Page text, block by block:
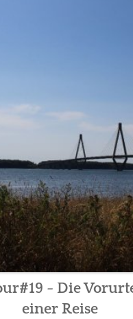
- Die
einer Reise